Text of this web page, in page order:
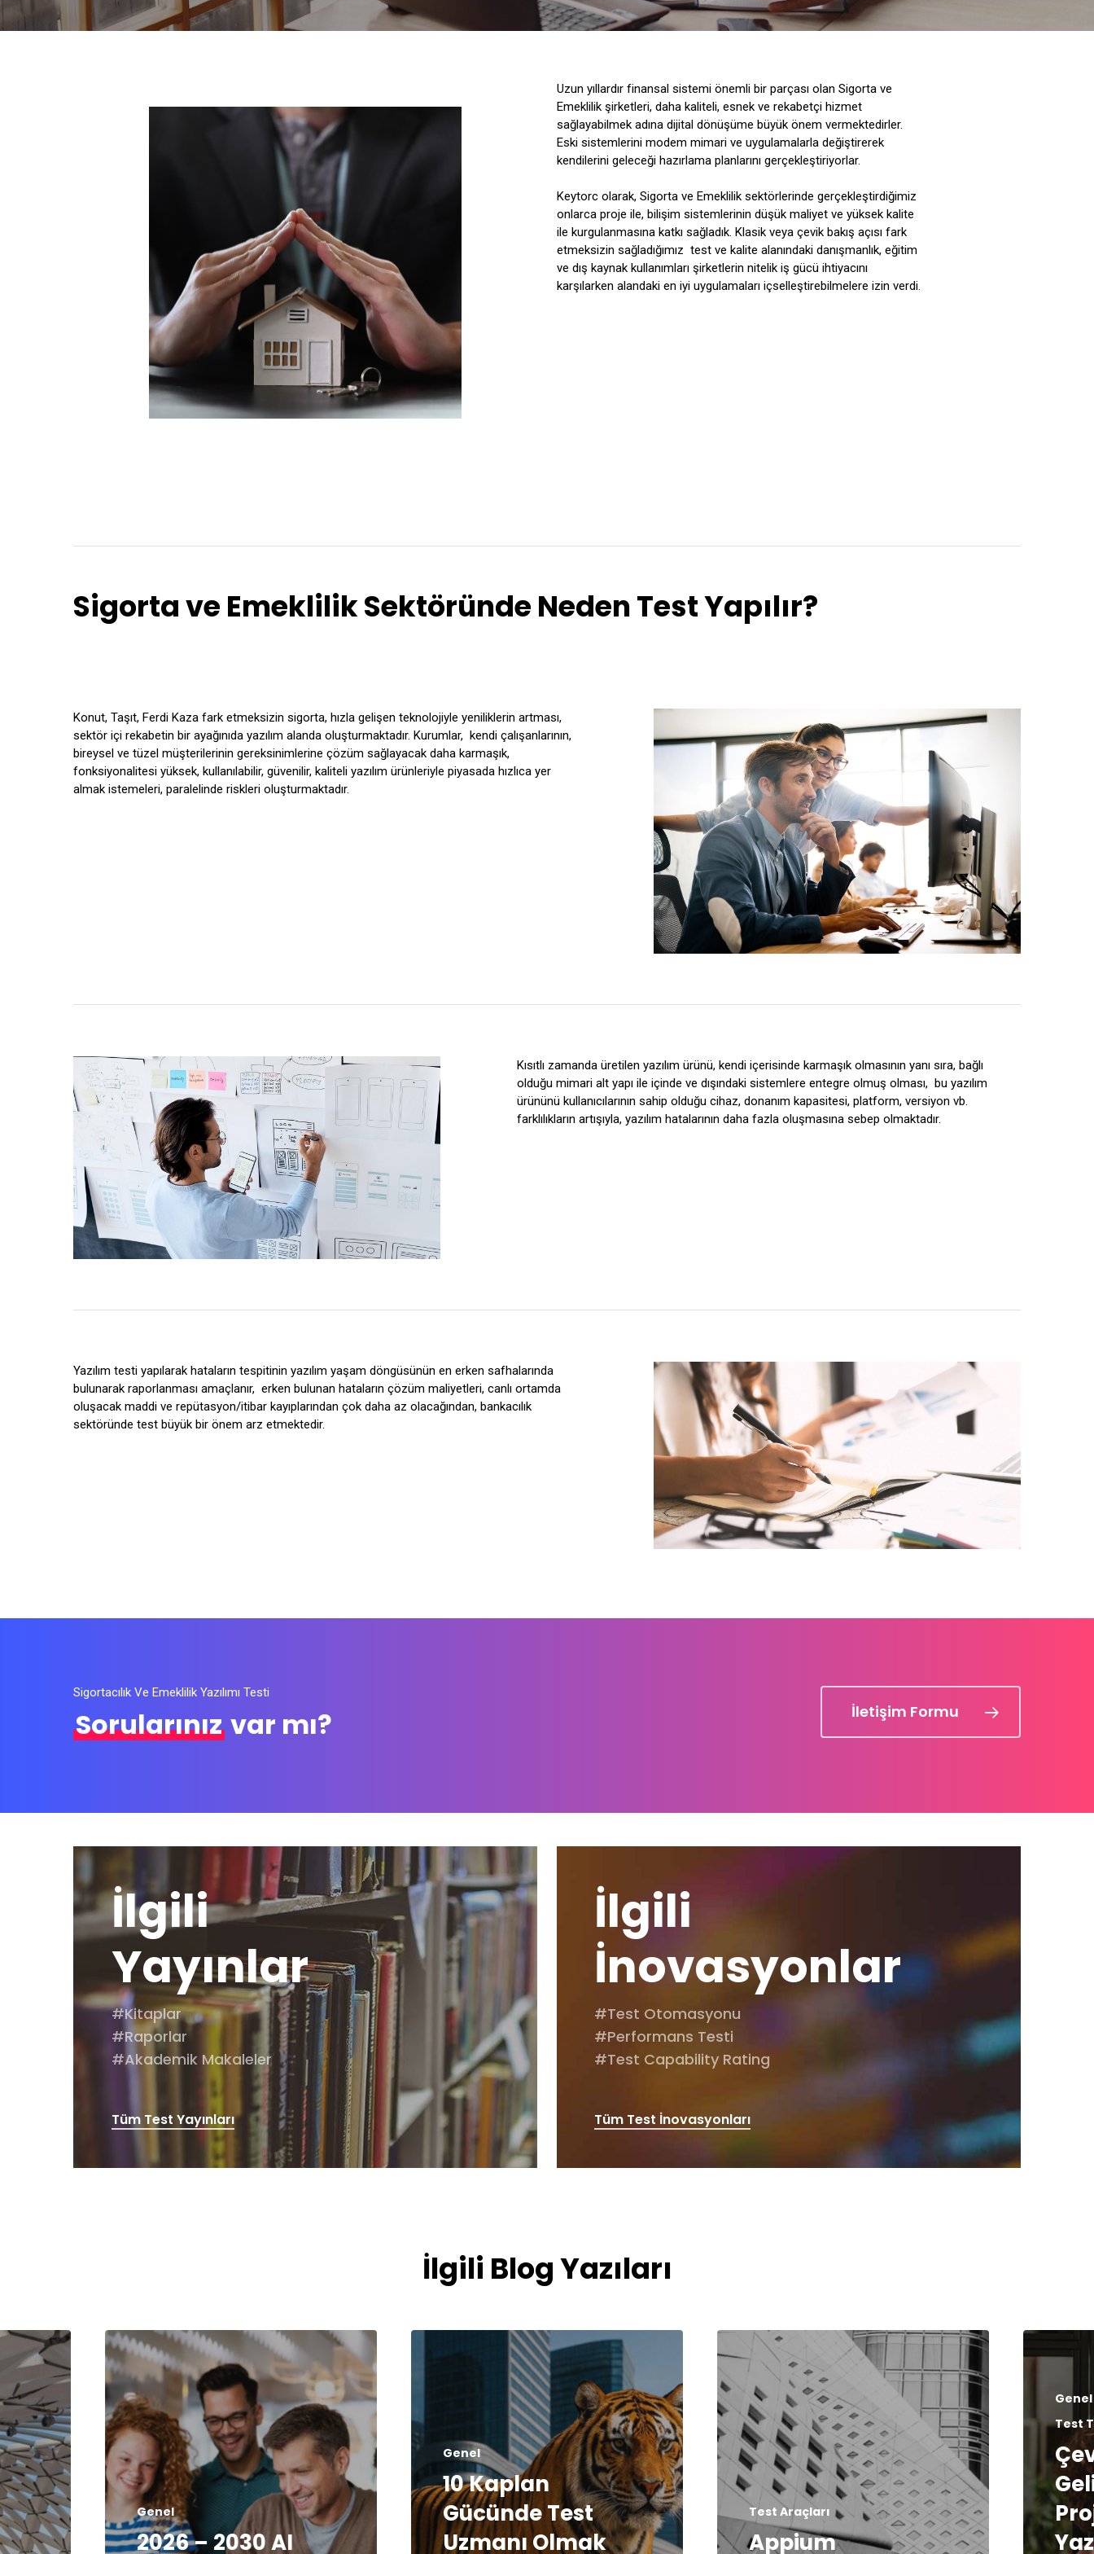
Uzun yıllardır finansal sistemi önemli bir parçası olan Sigorta ve
Emeklilik şirketleri, daha kaliteli, esnek ve rekabetçi hizmet
sağlayabilmek adına dijital dönüşüme büyük önem vermektedirler.
Eski sistemlerini modem mimari ve uygulamalarla değiştirerek
kendilerini geleceği hazırlama planlarını gerçekleştiriyorlar.
Keytorc olarak, Sigorta ve Emeklilik sektörlerinde gerçekleştirdiğimiz
onlarca proje ile, bilişim sistemlerinin düşük maliyet ve yüksek kalite
ile kurgulanmasına katkı sağladık. Klasik veya çevik bakış açısı fark
etmeksizin sağladığımız test ve kalite alanındaki danışmanlık, eğitim
ve dış kaynak kullanımları şirketlerin nitelik iş gücü ihtiyacını
karşılarken alandaki en iyi uygulamaları içselleştirebilmelere izin verdi.
Sigorta ve Emeklilik Sektöründe Neden Test Yapılır?
Konut, Taşıt, Ferdi Kaza fark etmeksizin sigorta, hızla gelişen teknolojiyle yeniliklerin artması,
sektör içi rekabetin bir ayağınıda yazılım alanda oluşturmaktadır. Kurumlar, kendi çalışanlarının,
bireysel ve tüzel müşterilerinin gereksinimlerine çözüm sağlayacak daha karmaşık,
fonksiyonalitesi yüksek, kullanılabilir, güvenilir, kaliteli yazılım ürünleriyle piyasada hızlıca yer
almak istemeleri, paralelinde riskleri oluşturmaktadır.
Kısıtlı zamanda üretilen yazılım ürünü, kendi içerisinde karmaşık olmasının yanı sıra, bağlı
olduğu mimari alt yapı ile içinde ve dışındaki sistemlere entegre olmuş olması, bu yazılım
ürününü kullanıcılarının sahip olduğu cihaz, donanım kapasitesi, platform, versiyon vb.
farklılıkların artışıyla, yazılım hatalarının daha fazla oluşmasına sebep olmaktadır.
Yazılım testi yapılarak hataların tespitinin yazılım yaşam döngüsünün en erken safhalarında
bulunarak raporlanması amaçlanır, erken bulunan hataların çözüm maliyetleri, canlı ortamda
oluşacak maddi ve repütasyon/itibar kayıplarından çok daha az olacağından, bankacılık
sektöründe test büyük bir önem arz etmektedir.
Sigortacılık Ve Emeklilik Yazılımı Testi
Sorularınız var mı? İletişim Formu
İlgili
Yayınlar
#Kitaplar
#Raporlar
#Akademik Makaleler
Tüm Test Yayınları
İlgili
İnovasyonlar
#Test Otomasyonu
#Performans Testi
#Test Capability Rating
Tüm Test İnovasyonları
İlgili Blog Yazıları
Genel
2026 – 2030 AI
Genel
10 Kaplan
Gücünde Test
Uzmanı Olmak
Test Araçları
Appium
Genel
Test